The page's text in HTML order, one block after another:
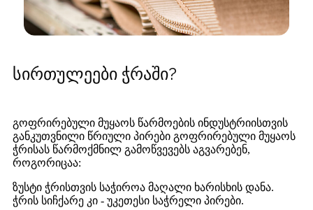
სირთულეები ჭრაში?
გოფრირებული მუყაოს წარმოების ინდუსტრიისთვის
განკუთვნილი წრიული პირები გოფრირებული მუყაოს
ჭრისას წარმოქმნილ გამოწვევებს აგვარებენ,
როგორიცაა:
ზუსტი ჭრისთვის საჭიროა მაღალი ხარისხის დანა.
ჭრის სიჩქარე კი - უკეთესი საჭრელი პირები.